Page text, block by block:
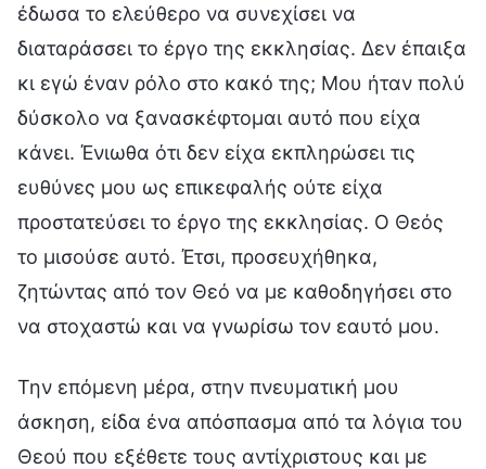
έδωσα το ελεύθερο να συνεχίσει να
διαταράσσει το έργο της εκκλησίας. Δεν έπαιξα
κι εγώ έναν ρόλο στο κακό της; Μου ήταν πολύ
δύσκολο να ξανασκέφτομαι αυτό που είχα
κάνει. Ένιωθα ότι δεν είχα εκπληρώσει τις
ευθύνες μου ως επικεφαλής ούτε είχα
προστατεύσει το έργο της εκκλησίας. Ο Θεός
το μισούσε αυτό. Έτσι, προσευχήθηκα,
ζητώντας από τον Θεό να με καθοδηγήσει στο
να στοχαστώ και να γνωρίσω τον εαυτό μου.
Την επόμενη μέρα, στην πνευματική μου
άσκηση, είδα ένα απόσπασμα από τα λόγια του
Θεού που εξέθετε τους αντίχριστους και με